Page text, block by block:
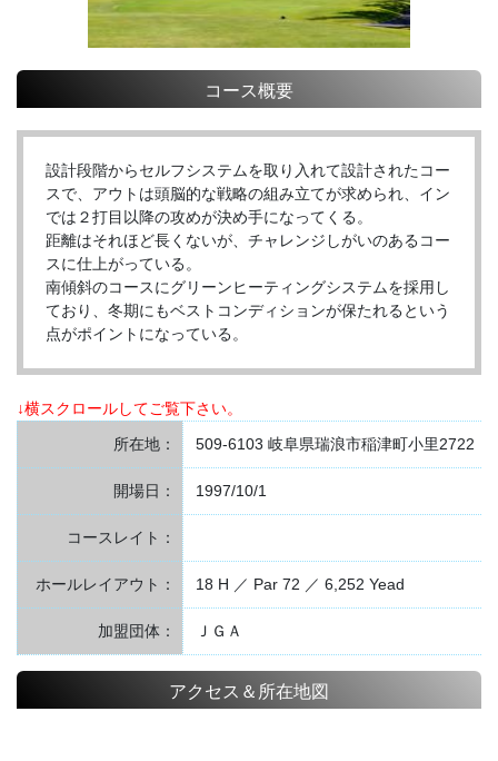
コース概要
設計段階からセルフシステムを取り入れて設計されたコー
スで、アウトは頭脳的な戦略の組み立てが求められ、イン
では２打目以降の攻めが決め手になってくる。
距離はそれほど長くないが、チャレンジしがいのあるコー
スに仕上がっている。
南傾斜のコースにグリーンヒーティングシステムを採用し
ており、冬期にもベストコンディションが保たれるという
点がポイントになっている。
↓横スクロールしてご覧下さい。
所在地：
509-6103 岐阜県瑞浪市稲津町小里2722
開場日： 1997/10/1
コースレイト：
ホールレイアウト： 18 H ／ Par 72 ／ 6,252 Yead
加盟団体： ＪＧＡ
アクセス＆所在地図